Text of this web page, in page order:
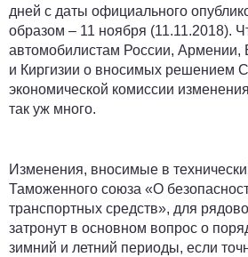
дней с даты официального
образом – 11 ноября (11.11.2018).
автомобилистам России, Армении,
и Киргизии о вносимых решением
экономической комиссии
так уж много.
Изменения, вносимые в
Таможенного союза «О
транспортных средств», для
затронут в основном вопрос о
зимний и летний периоды, если